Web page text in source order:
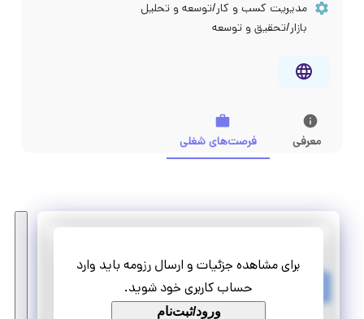
مدیریت کسب و کار/توسعه و تحلیل
بازار/تحقیق و توسعه
معرفی فرصت‌های شغلی
برای مشاهده جزئیات و ارسال رزومه باید وارد
حساب کاربری خود شوید.
ورود/ثبت‌نام
استخدام کارشناس مشاوره مدیریت
تمام وقت استخدام